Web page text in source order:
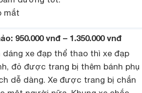
mắt
950.000 vnđ – 1.350.000 vnđ
xe đạp thể thao thì xe đạp
đỏ được trang bị thêm bánh phụ
dễ dàng. Xe được trang bị chắn